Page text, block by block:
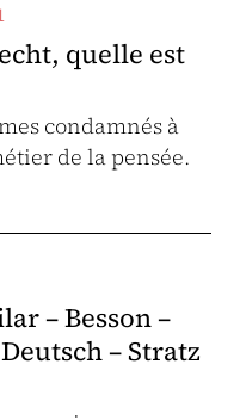
quelle est
condamnés à
de la pensée.
– Besson –
– Stratz